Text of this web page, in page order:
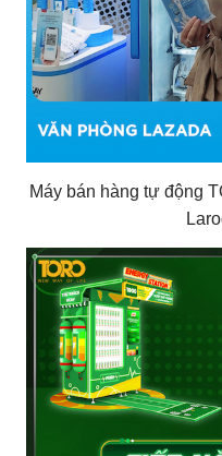
Máy bán hàng tự động